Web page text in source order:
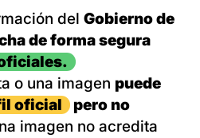
del Gobierno de
de forma segura
o una imagen puede
oficial
pero no
imagen no acredita